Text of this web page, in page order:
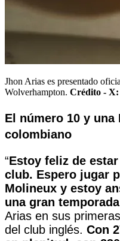
Jhon Arias es presentado
Wolverhampton. Crédito - X:
El número 10 y
colombiano
“Estoy feliz de
club. Espero jugar
Molineux y estoy
una gran
Arias en sus
del club inglés. Con